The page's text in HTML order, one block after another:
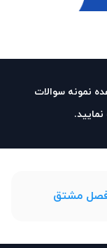
نمونه سوالات
فصل مشتق